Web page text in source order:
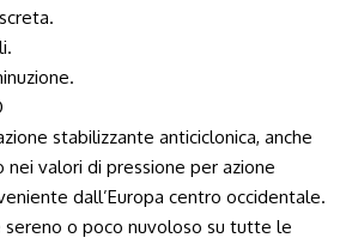
stabilizzante anticiclonica, anche
nei valori di pressione per azione
dall’Europa centro occidentale.
o poco nuvoloso su tutte le